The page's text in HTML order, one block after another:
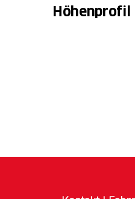
Hochweiden
steigt man
Im Dorf
Höhenprofil